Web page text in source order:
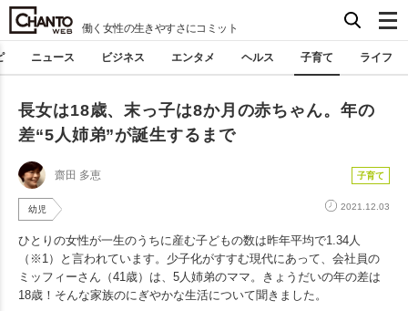
働く女性の生きやすさにコミット
ニュース ビジネス エンタメ ヘルス 子育て ライフ
長女は18歳、末っ子は8か月の赤ちゃん。年の
差“5人姉弟”が誕生するまで
齋田 多恵 子育て
幼児 2021.12.03
ひとりの女性が一生のうちに産む子どもの数は昨年平均で1.34人
（※1）と言われています。少子化がすすむ現代にあって、会社員の
ミッフィーさん（41歳）は、5人姉弟のママ。きょうだいの年の差は
18歳！そんな家族のにぎやかな生活について聞きました。